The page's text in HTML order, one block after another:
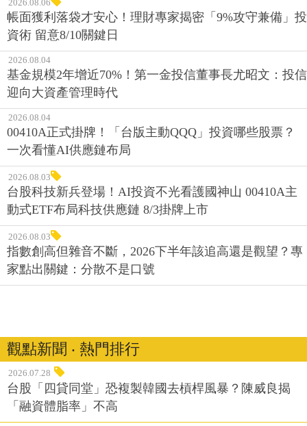
2026.08.06
帳面獲利落袋才安心！理財專家揭密「9%攻守兼備」投
資術 留意8/10關鍵日
2026.08.04
基金規模2年增近70%！第一金投信董事長尤昭文：投信
迎向大資產管理時代
2026.08.04
00410A正式掛牌！「台版主動QQQ」投資哪些股票？
一次看懂AI供應鏈布局
2026.08.03
台股科技新兵登場！AI投資不光看護國神山 00410A主
動式ETF布局科技供應鏈 8/3掛牌上市
2026.08.03
指數創高但雜音不斷，2026下半年該追高還是觀望？專
家點出關鍵：分散不是口號
觀點新聞 ‧ 熱門排行
2026.07.28
台股「四貸同堂」恐複製韓國去槓桿風暴？陳威良揭
「融資體脂率」不高